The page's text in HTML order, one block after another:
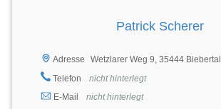
Patrick Scherer
Adresse
Wetzlarer Weg 9, 35444 Biebertal
Telefon
nicht hinterlegt
E-Mail
nicht hinterlegt